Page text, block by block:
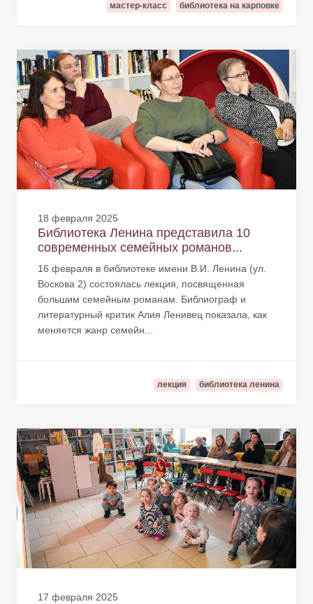
мастер-класс библиотека на карповке
18 февраля 2025
Библиотека Ленина представила 10
современных семейных романов...
16 февраля в библиотеке имени В.И. Ленина (ул.
Воскова 2) состоялась лекция, посвященная
большим семейным романам. Библиограф и
литературный критик Алия Ленивец показала, как
меняется жанр семейн...
лекция библиотека ленина
17 февраля 2025